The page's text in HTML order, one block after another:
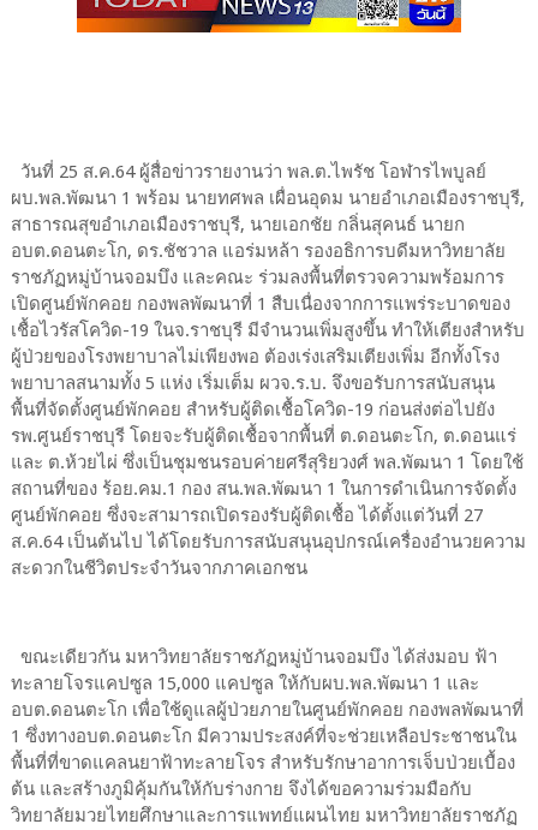
วันที่ 25 ส.ค.64 ผู้สื่อข่าวรายงานว่า พล.ต.ไพรัช โอฬารไพบูลย์
ผบ.พล.พัฒนา 1 พร้อม นายทศพล เผื่อนอุดม นายอำเภอเมืองราชบุรี,
สาธารณสุขอำเภอเมืองราชบุรี, นายเอกชัย กลิ่นสุคนธ์ นายก
อบต.ดอนตะโก, ดร.ชัชวาล แอร่มหล้า รองอธิการบดีมหาวิทยาลัย
ราชภัฏหมู่บ้านจอมบึง และคณะ ร่วมลงพื้นที่ตรวจความพร้อมการ
เปิดศูนย์พักคอย กองพลพัฒนาที่ 1 สืบเนื่องจากการแพร่ระบาดของ
เชื้อไวรัสโควิด-19 ในจ.ราชบุรี มีจำนวนเพิ่มสูงขึ้น ทำให้เตียงสำหรับ
ผู้ป่วยของโรงพยาบาลไม่เพียงพอ ต้องเร่งเสริมเตียงเพิ่ม อีกทั้งโรง
พยาบาลสนามทั้ง 5 แห่ง เริ่มเต็ม ผวจ.ร.บ. จึงขอรับการสนับสนุน
พื้นที่จัดตั้งศูนย์พักคอย สำหรับผู้ติดเชื้อโควิด-19 ก่อนส่งต่อไปยัง
รพ.ศูนย์ราชบุรี โดยจะรับผู้ติดเชื้อจากพื้นที่ ต.ดอนตะโก, ต.ดอนแร่
และ ต.ห้วยไผ่ ซึ่งเป็นชุมชนรอบค่ายศรีสุริยวงศ์ พล.พัฒนา 1 โดยใช้
สถานที่ของ ร้อย.คม.1 กอง สน.พล.พัฒนา 1 ในการดำเนินการจัดตั้ง
ศูนย์พักคอย ซึ่งจะสามารถเปิดรองรับผู้ติดเชื้อ ได้ตั้งแต่วันที่ 27
ส.ค.64 เป็นต้นไป ได้โดยรับการสนับสนุนอุปกรณ์เครื่องอำนวยความ
สะดวกในชีวิตประจำวันจากภาคเอกชน
ขณะเดียวกัน มหาวิทยาลัยราชภัฏหมู่บ้านจอมบึง ได้ส่งมอบ ฟ้า
ทะลายโจรแคปซูล 15,000 แคปซูล ให้กับผบ.พล.พัฒนา 1 และ
อบต.ดอนตะโก เพื่อใช้ดูแลผู้ป่วยภายในศูนย์พักคอย กองพลพัฒนาที่
1 ซึ่งทางอบต.ดอนตะโก มีความประสงค์ที่จะช่วยเหลือประชาชนใน
พื้นที่ที่ขาดแคลนยาฟ้าทะลายโจร สำหรับรักษาอาการเจ็บป่วยเบื้อง
ต้น และสร้างภูมิคุ้มกันให้กับร่างกาย จึงได้ขอความร่วมมือกับ
วิทยาลัยมวยไทยศึกษาและการแพทย์แผนไทย มหาวิทยาลัยราชภัฏ